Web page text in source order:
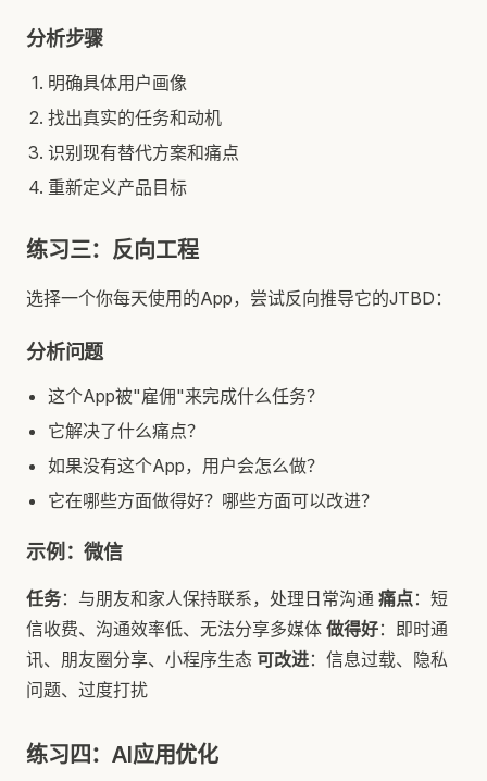
分析步骤
明确具体用户画像
找出真实的任务和动机
识别现有替代方案和痛点
重新定义产品目标
练习三：反向工程
选择一个你每天使用的App，尝试反向推导它的JTBD：
分析问题
这个App被"雇佣"来完成什么任务？
它解决了什么痛点？
如果没有这个App，用户会怎么做？
它在哪些方面做得好？哪些方面可以改进？
示例：微信
任务：与朋友和家人保持联系，处理日常沟通 痛点：短
信收费、沟通效率低、无法分享多媒体 做得好：即时通
讯、朋友圈分享、小程序生态 可改进：信息过载、隐私
问题、过度打扰
练习四：AI应用优化